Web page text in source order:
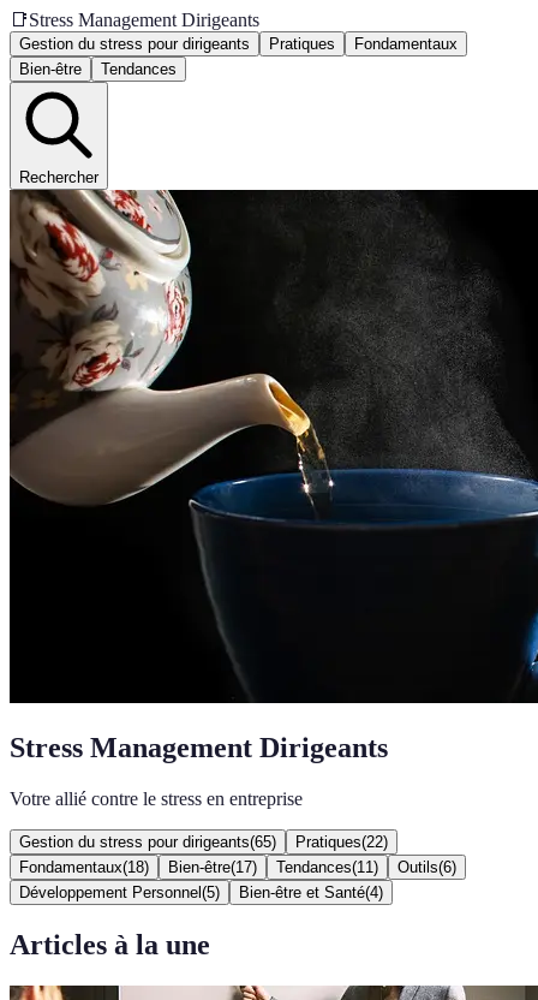
📑Stress Management Dirigeants
Gestion du stress pour dirigeants Pratiques
Fondamentaux
Bien-être
Tendances
Rechercher
Stress Management Dirigeants
Votre allié contre le stress en entreprise
Gestion du stress pour dirigeants(65) Pratiques(22)
Fondamentaux(18) Bien-être(17) Tendances(11 ) Outils(6)
Développement Personnel (5) Bien-être et Santé(4)
Articles à la une